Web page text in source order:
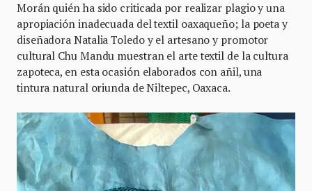
Morán quién ha sido criticada por realizar plagio y una
apropiación inadecuada del textil oaxaqueño; la poeta y
diseñadora Natalia Toledo y el artesano y promotor
cultural Chu Mandu muestran el arte textil de la cultura
zapoteca, en esta ocasión elaborados con añil, una
tintura natural oriunda de Niltepec, Oaxaca.